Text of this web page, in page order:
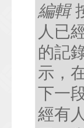
編輯
人已
的記
示，
下一
經有